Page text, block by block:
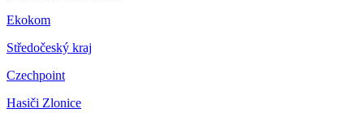
Ekokom
Středočeský kraj
Czechpoint
Hasiči Zlonice